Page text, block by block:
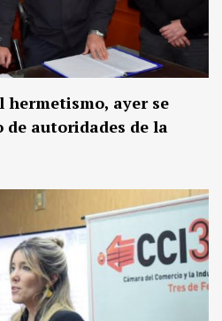
hermetismo, ayer se
de autoridades de la